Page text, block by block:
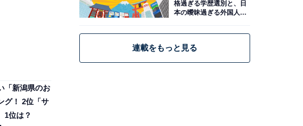
「新潟県のお
グ！ 2位「サ
1位は？
格過ぎる学歴選別と、日
本の曖昧過ぎる外国人政
連載をもっと見る